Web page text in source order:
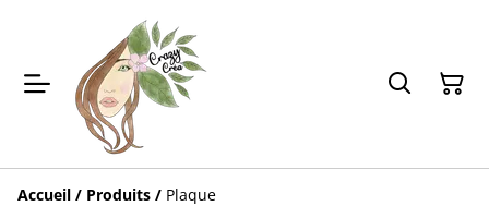
Accueil / Produits / Plaque